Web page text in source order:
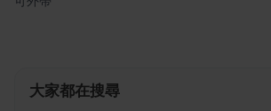
大家都在搜尋